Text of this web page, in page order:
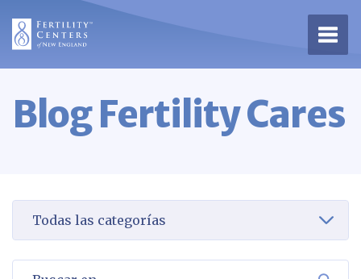
Abrir
Blog Fertility Cares